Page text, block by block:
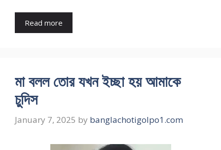
Read more
মা বলল তোর যখন ইচ্ছা হয় আমাকে
চুদিস
January 7, 2025 by banglachotigolpo1.com